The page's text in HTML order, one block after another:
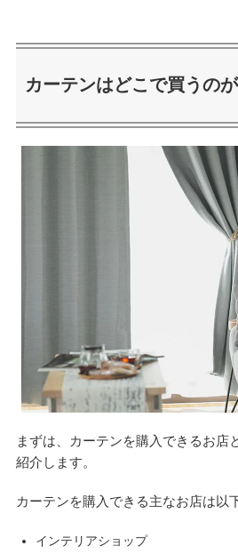
カーテンはどこで買うの
まずは、カーテンを購入できるお店
紹介します。
カーテンを購入できる主なお店は以
インテリアショップ